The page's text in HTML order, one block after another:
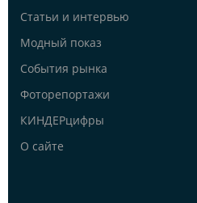
Статьи и интервью
Модный показ
События рынка
Фоторепортажи
КИНДЕРцифры
О сайте